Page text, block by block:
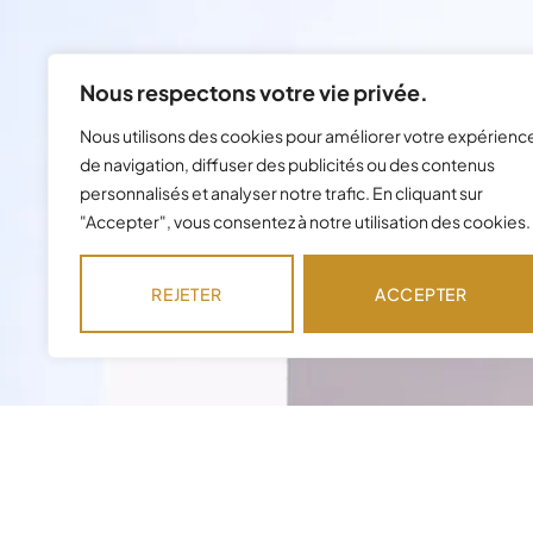
Nous respectons votre vie privée.
Nous utilisons des cookies pour améliorer votre
de navigation, diffuser des publicités ou des contenus
personnalisés et analyser notre trafic. En cliquant sur
"Accepter", vous consentez à notre utilisation des cookies.
REJETER ACCEPTER